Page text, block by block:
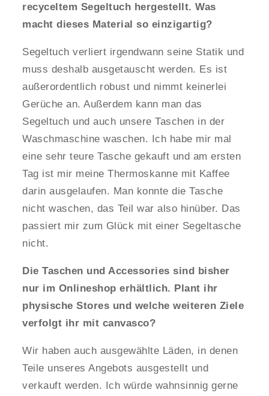
recyceltem Segeltuch hergestellt. Was
macht dieses Material so einzigartig?
Segeltuch verliert irgendwann seine Statik und
muss deshalb ausgetauscht werden. Es ist
außerordentlich robust und nimmt keinerlei
Gerüche an. Außerdem kann man das
Segeltuch und auch unsere Taschen in der
Waschmaschine waschen. Ich habe mir mal
eine sehr teure Tasche gekauft und am ersten
Tag ist mir meine Thermoskanne mit Kaffee
darin ausgelaufen. Man konnte die Tasche
nicht waschen, das Teil war also hinüber. Das
passiert mir zum Glück mit einer Segeltasche
nicht.
Die Taschen und Accessories sind bisher
nur im Onlineshop erhältlich. Plant ihr
physische Stores und welche weiteren Ziele
verfolgt ihr mit canvasco?
Wir haben auch ausgewählte Läden, in denen
Teile unseres Angebots ausgestellt und
verkauft werden. Ich würde wahnsinnig gerne